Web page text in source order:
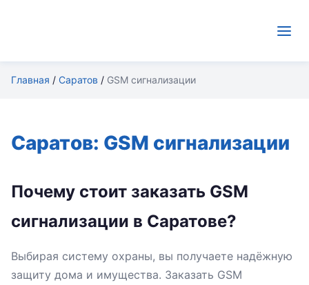
Главная / Саратов / GSM сигнализации
Саратов: GSM сигнализации
Почему стоит заказать GSM
сигнализации в Саратове?
Выбирая систему охраны, вы получаете надёжную
защиту дома и имущества. Заказать GSM